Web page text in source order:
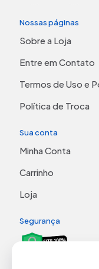
Nossas páginas
Sobre a Loja
Entre em Contato
Termos de Uso e
Política de Troca
Sua conta
Minha Conta
Carrinho
Loja
Segurança